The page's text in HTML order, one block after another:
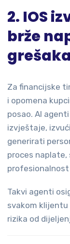
2. IOS
brže
grešaka
Za financijske
i opomena
posao. AI
izvještaje,
generirati
proces naplate,
Takvi agenti
svakom klijentu
rizika od